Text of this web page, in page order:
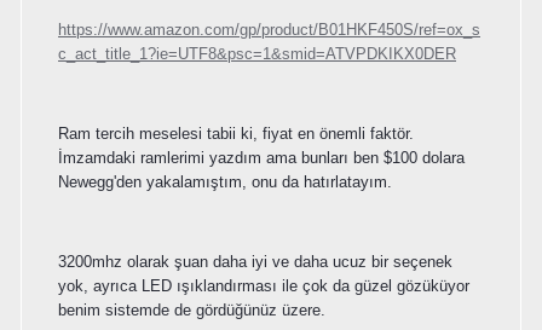
https://www.amazon.com/gp/product/B01HKF450S/ref=ox_s
c_act_title_1?ie=UTF8&psc=1&smid=ATVPDKIKX0DER
Ram tercih meselesi tabii ki, fiyat en önemli faktör.
İmzamdaki ramlerimi yazdım ama bunları ben $100 dolara
Newegg'den yakalamıştım, onu da hatırlatayım.
3200mhz olarak şuan daha iyi ve daha ucuz bir seçenek
yok, ayrıca LED ışıklandırması ile çok da güzel gözüküyor
benim sistemde de gördüğünüz üzere.